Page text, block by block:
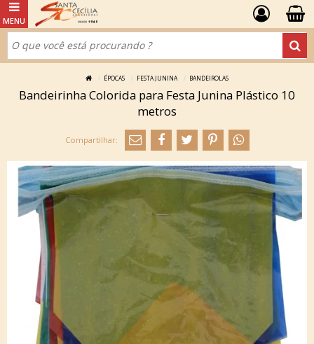
ÉPOCAS FESTA JUNINA BANDEIROLAS
Bandeirinha Colorida para Festa Junina Plástico 10
metros